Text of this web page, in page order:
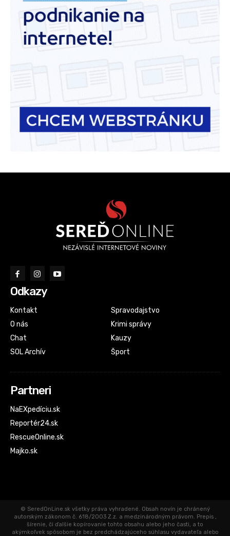
Odkazy
Kontakt
O nás
Chat
SOL Archív
Spravodajstvo
Krimi správy
Kauzy
Šport
Partneri
NaEXpedíciu.sk
Reportér24.sk
RescueOnline.sk
Majko.sk
© SeredOnLine.sk všetky práva vyhradené. Obsah novín je chránený
autorským zákonom č. 618/2003 Z.z. a medzinárodným právom. Prepis ,
šírenie, či ďalšie kopírovanie tohto obsahu alebo jeho časti, a to
akýmkoľvek spôsobom je bez predchádzajúceho súhlasu vydavateľa alebo